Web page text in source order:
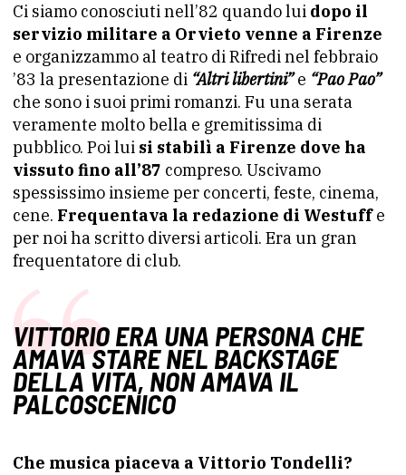
Ci siamo conosciuti nell’82 quando lui dopo il
servizio militare a Orvieto venne a Firenze
e organizzammo al teatro di Rifredi nel febbraio
’83 la presentazione di “Altri libertini” e “Pao Pao”
che sono i suoi primi romanzi. Fu una serata
veramente molto bella e gremitissima di
pubblico. Poi lui si stabilì a Firenze dove ha
vissuto fino all’87 compreso. Uscivamo
spessissimo insieme per concerti, feste, cinema,
cene. Frequentava la redazione di Westuffe
per noi ha scritto diversi articoli. Era un gran
frequentatore di club.
VITTORIO ERA UNA PERSONA CHE
AMAVA STARE NEL BACKSTAGE
DELLA VITA, NON AMAVA IL
PALCOSCENICO
Che musica piaceva a Vittorio Tondelli?